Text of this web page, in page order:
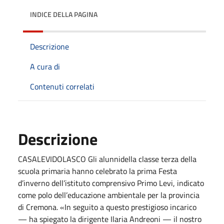
INDICE DELLA PAGINA
Descrizione
A cura di
Contenuti correlati
Descrizione
CASALEVIDOLASCO Gli alunnidella classe terza della
scuola primaria hanno celebrato la prima Festa
d’inverno dell’istituto comprensivo Primo Levi, indicato
come polo dell’educazione ambientale per la provincia
di Cremona. «In seguito a questo prestigioso incarico
— ha spiegato la dirigente Ilaria Andreoni — il nostro